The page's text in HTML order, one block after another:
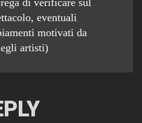
di verificare sul
eventuali
motivati da
artisti)